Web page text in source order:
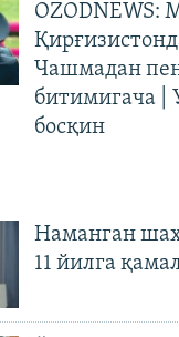
OZODNEWS:
Чашмадан
битимигача |
босқин
Наманган
11 йилга